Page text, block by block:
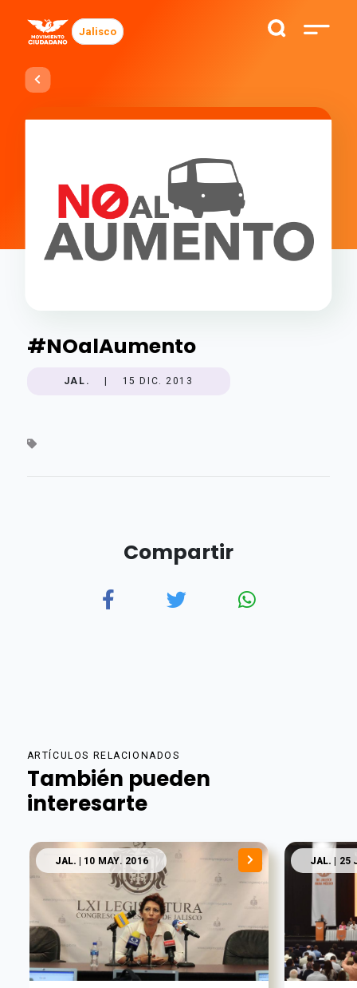
Jalisco
#NOalAumento
JAL. 15 DIC. 2013
Compartir
ARTÍCULOS RELACIONADOS
También pueden
interesarte
JAL. | 10 MAY. 2016 JAL. | 25